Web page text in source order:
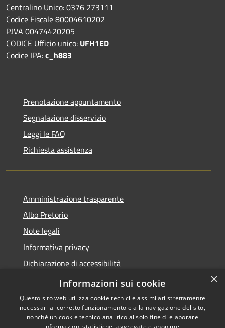
Centralino Unico: 0376 273111
Codice Fiscale 80004610202
P.IVA 00474420205
CODICE Ufficio unico: UFH1ED
Codice IPA:c_h883
Prenotazione appuntamento
Segnalazione disservizio
Leggi le FAQ
Richiesta assistenza
Amministrazione trasparente
Albo Pretorio
Note legali
Informativa privacy
Dichiarazione di accessibilità
Obiettivi di accessibilità
×
Informazioni sui cookie
Questo sito web utilizza cookie tecnici e assimilati strettamente
necessari al corretto funzionamento e alla navigazione del sito,
nonché un cookie tecnico analitico al solo fine di elaborare